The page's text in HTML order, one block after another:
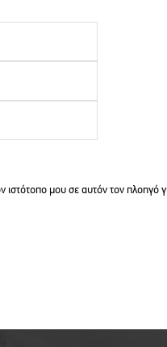
μου σε αυτόν τον πλοηγό